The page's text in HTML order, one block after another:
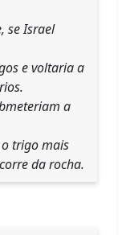
se Israel
e voltaria a
a
o trigo mais
da rocha.